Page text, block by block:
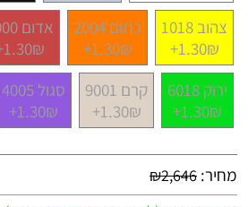
צהוב 1018
1.30₪+
כתום 2004
1.30₪+
אדום 3000
1.30₪+
ירוק 6018
1.30₪+
קרם 9001
1.30₪+
סגול 4005
1.30₪+
מחיר: ₪2,646